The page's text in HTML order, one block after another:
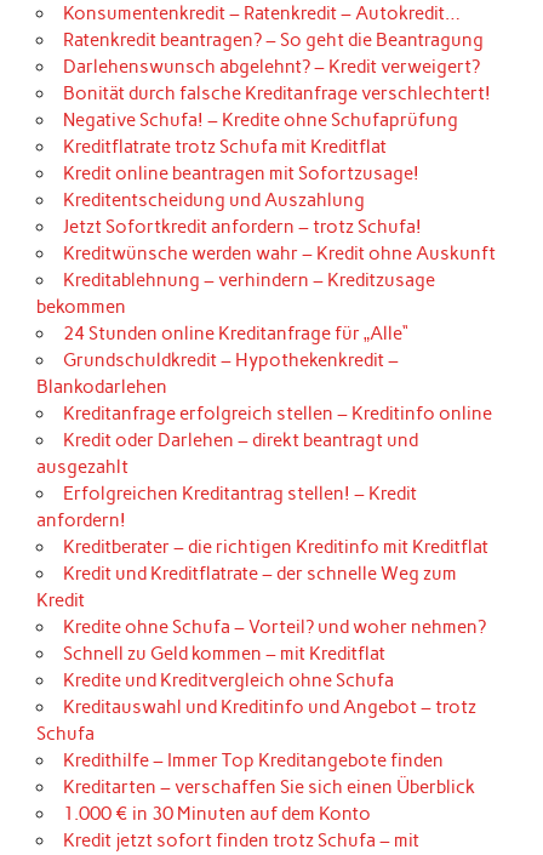
Konsumentenkredit – Ratenkredit – Autokredit…
Ratenkredit beantragen? – So geht die Beantragung
Darlehenswunsch abgelehnt? – Kredit verweigert?
Bonität durch falsche Kreditanfrage verschlechtert!
Negative Schufa! – Kredite ohne Schufaprüfung
Kreditflatrate trotz Schufa mit Kreditflat
Kredit online beantragen mit Sofortzusage!
Kreditentscheidung und Auszahlung
Jetzt Sofortkredit anfordern – trotz Schufa!
Kreditwünsche werden wahr – Kredit ohne Auskunft
Kreditablehnung – verhindern – Kreditzusage
bekommen
24 Stunden online Kreditanfrage für „Alle“
Grundschuldkredit – Hypothekenkredit –
Blankodarlehen
Kreditanfrage erfolgreich stellen – Kreditinfo online
Kredit oder Darlehen – direkt beantragt und
ausgezahlt
Erfolgreichen Kreditantrag stellen! – Kredit
anfordern!
Kreditberater – die richtigen Kreditinfo mit Kreditflat
Kredit und Kreditflatrate – der schnelle Weg zum
Kredit
Kredite ohne Schufa – Vorteil? und woher nehmen?
Schnell zu Geld kommen – mit Kreditflat
Kredite und Kreditvergleich ohne Schufa
Kreditauswahl und Kreditinfo und Angebot – trotz
Schufa
Kredithilfe – Immer Top Kreditangebote finden
Kreditarten – verschaffen Sie sich einen Überblick
1.000 € in 30 Minuten auf dem Konto
Kredit jetzt sofort finden trotz Schufa – mit